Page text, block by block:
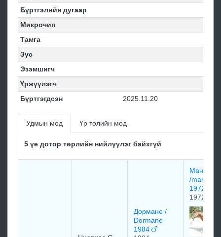
Бүртгэлийн дугаар
Микрочип
Тамга
Зүс
Эзэмшигч
Үржүүлэгч
Бүртгэгдсэн
2025.11.20
Удмын мод Үр төлийн мод
5 үе дотор төрлийн нийлүүлэг байхгүй
Дормане /
Dormane
1984
/
1972
1972